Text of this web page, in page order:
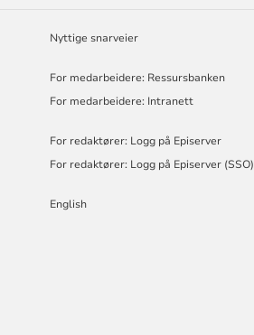
Nyttige snarveier
For medarbeidere: Ressursbanken
For medarbeidere: Intranett
For redaktører: Logg på Episerver
For redaktører: Logg på Episerver (SSO)
English